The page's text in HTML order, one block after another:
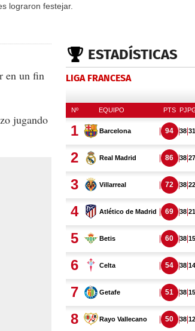
lograron festejar.
en un fin
jugando
ESTADÍSTICAS
LIGA FRANCESA